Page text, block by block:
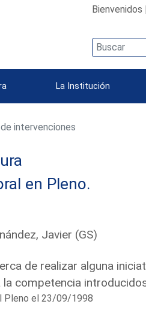
Bienvenidos |
La Institución
intervenciones
en Pleno.
Javier (GS)
de realizar alguna
competencia
Pleno el 23/09/1998